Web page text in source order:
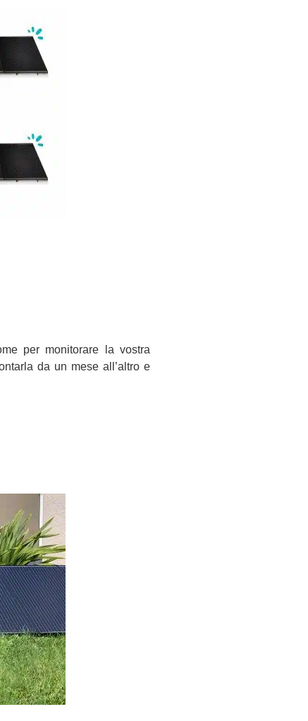
per monitorare la vostra
da un mese all’altro e